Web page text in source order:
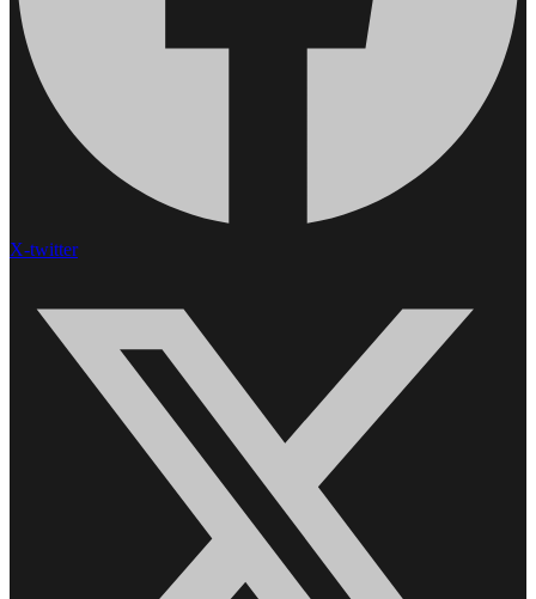
X-twitter